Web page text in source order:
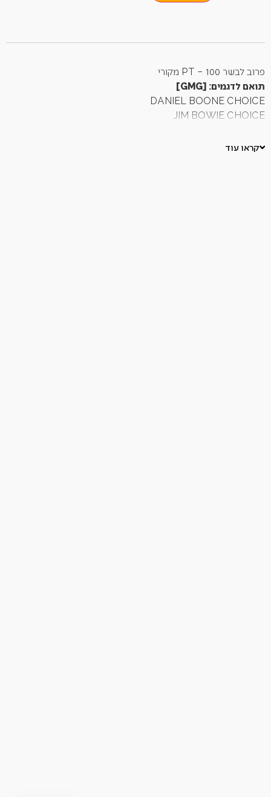
פרוב לבשר PT – 100 מקורי
תואם לדגמים: [GMG]
DANIEL BOONE CHOICE
JIM BOWIE CHOICE
TREK
קראו עוד